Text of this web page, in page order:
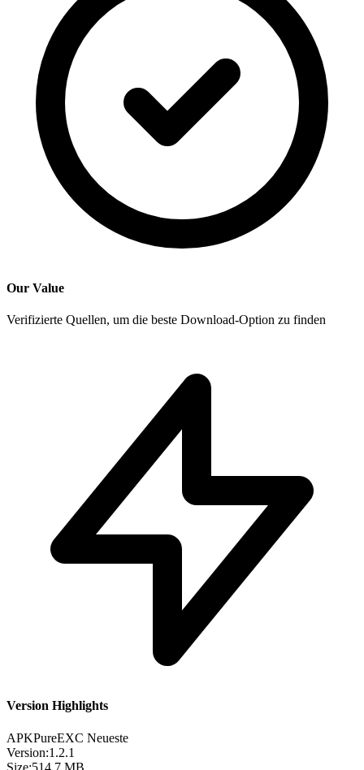
Our Value
Verifizierte Quellen, um die beste Download-Option zu finden
Version Highlights
APKPureEXC Neueste
Version:1.2.1
Size:514.7 MB